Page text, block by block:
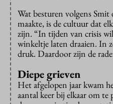
Wat besturen volgens
maakte, is de cultuur dat
zijn. “In tijden van crisis
winkeltje laten draaien. In
druk. Daardoor zijn de
Diepe grieven
Het afgelopen jaar kwam
aantal keer bij elkaar om